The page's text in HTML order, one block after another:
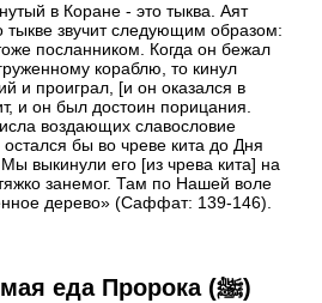
в Коране - это тыква. Аят
тыкве звучит следующим образом:
посланником. Когда он бежал
кораблю, то кинул
и проиграл, [и он оказался в
и он был достоин порицания.
воздающих славословие
бы во чреве кита до Дня
выкинули его [из чрева кита] на
занемог. Там по Нашей воле
дерево» (Саффат: 139-146).
Эта была любимая еда Пророка (ﷺ)